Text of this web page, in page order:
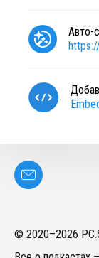
Авто-
© 2020–2026